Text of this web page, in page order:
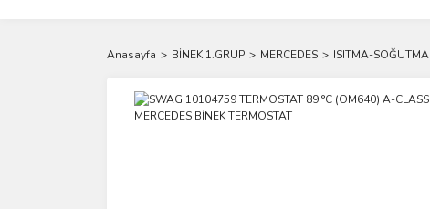
Anasayfa BİNEK 1.GRUP MERCEDES ISITMA-SOĞUTMA